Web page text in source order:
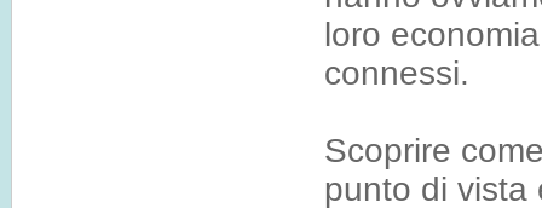
loro
connessi.
Scoprire
punto di vista